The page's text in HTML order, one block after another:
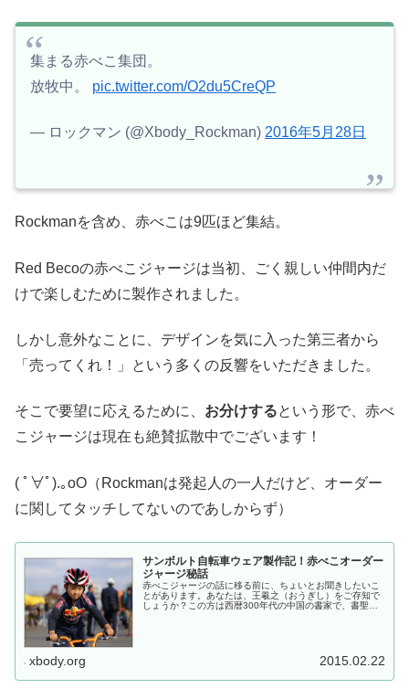
集まる赤べこ集団。
放牧中。 pic.twitter.com/O2du5CreQP
— ロックマン (@Xbody_Rockman) 2016年5月28日
Rockmanを含め、赤べこは9匹ほど集結。
Red Becoの赤べこジャージは当初、ごく親しい仲間内だ
けで楽しむために製作されました。
しかし意外なことに、デザインを気に入った第三者から
「売ってくれ！」という多くの反響をいただきました。
そこで要望に応えるために、 お分けするという形で、赤べ
こジャージは現在も絶賛拡散中でございます！
( ﾟ∀ﾟ).｡oO（Rockmanは発起人の一人だけど、オーダー
に関してタッチしてないのであしからず）
サンボルト自転車ウェア製作記！赤べこオーダー
ジャージ秘話
赤べこジャージの話に移る前に、ちょいとお聞きしたいこ
とがあります。あなたは、王羲之（おうぎし）をご存知で
しょうか？この方は西暦300年代の中国の書家で、書聖と
xbody.org 2015.02.22